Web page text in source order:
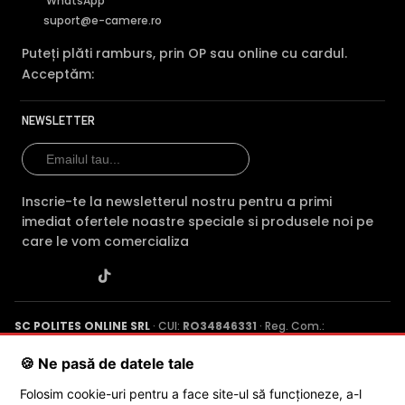
In general, camerele de supraveghere video cu infrarosu,
"bate" iluminatorul in infrarosu, insa daca o persoana se
afla la o distanta mult mai mica decat aceasta, exista
riscul ca imaginea sa fie suprasaturata (foarte alba).
Astfel, pentru a elimina acesta situatie, camera de
dotata cu functia Infrarosu Inteligent (Smart IR).
Alte functii
suport@e-camere.ro
Puteți plăti ramburs, prin OP sau online cu cardul.
Acceptăm:
NEWSLETTER
Inscrie-te la newsletterul nostru pentru a primi
imediat ofertele noastre speciale si produsele noi pe
care le vom comercializa
SC POLITES ONLINE SRL · CUI: RO34846331 · Reg. Com.:
Poenaru, Nr. 1, Craiova, Jud. Dolj ·
🍪 Ne pasă de datele tale
Folosim cookie-uri pentru a face site-ul să funcționeze, a-l